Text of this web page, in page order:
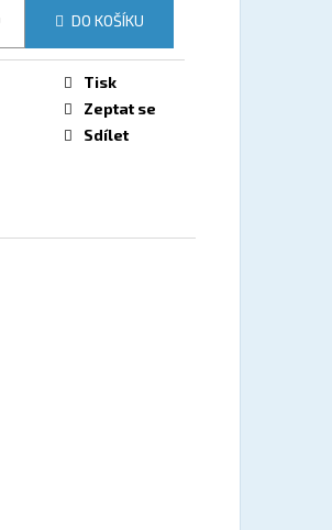
DO KOŠÍKU
Tisk
Zeptat se
Sdílet